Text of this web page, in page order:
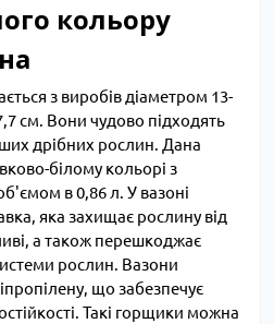
кольору
з виробів діаметром 13-
см. Вони чудово підходять
дрібних рослин. Дана
білому кольорі з
в 0,86 л. У вазоні
яка захищає рослину від
а також перешкоджає
рослин. Вазони
що забезпечує
Такі горщики можна